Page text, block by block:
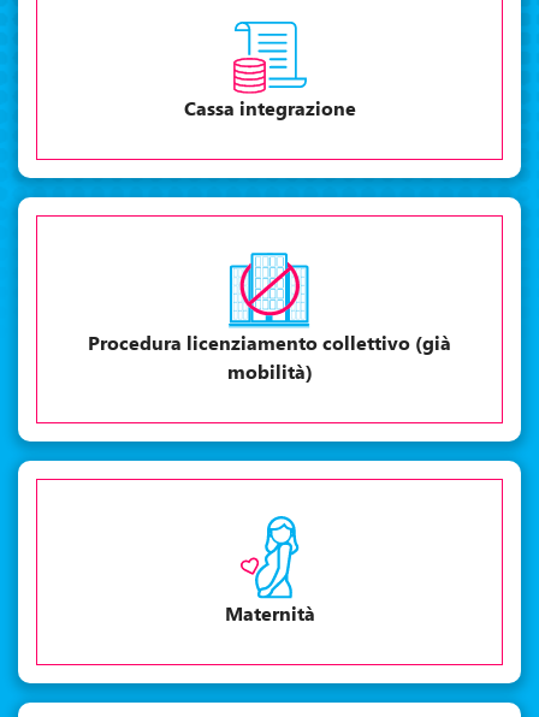
Cassa integrazione
Procedura licenziamento collettivo (già
mobilità)
Maternità